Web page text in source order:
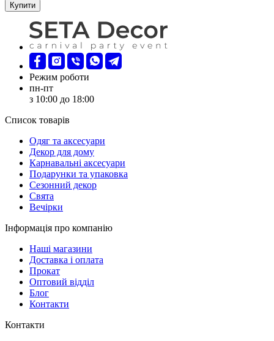
Купити
Режим роботи
пн-пт
з 10:00 до 18:00
Список товарів
Oдяг та аксесуари
Декор для дому
Карнавальні аксесуари
Подарунки та упаковка
Сезонний декор
Свята
Вечірки
Інформація про компанію
Наші магазини
Доставка і оплата
Прокат
Оптовий відділ
Блог
Контакти
Контакти